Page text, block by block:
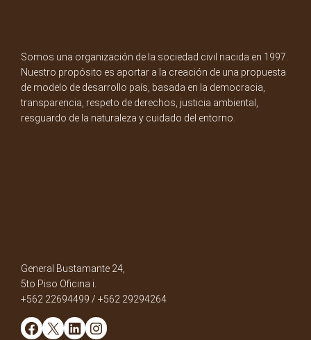
Somos una organización de la sociedad civil nacida en 1997.
Nuestro propósito es aportar a la creación de una propuesta
de modelo de desarrollo país, basada en la democracia,
transparencia, respeto de derechos, justicia ambiental,
resguardo de la naturaleza y cuidado del entorno.
General Bustamante 24,
5to Piso Oficina i.
+562 22694499 / +562 29294264